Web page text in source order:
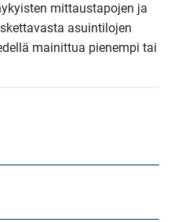
mittaustapojen ja
asuintilojen
mainittua pienempi tai